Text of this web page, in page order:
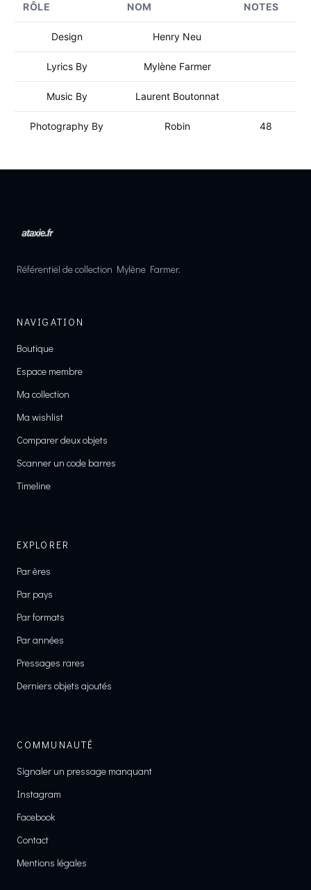
RÔLE NOM NOTES
Design Henry Neu
Lyrics By Mylène Farmer
Music By Laurent Boutonnat
Photography By Robin 48
Référentiel de collection Mylène Farmer.
NAVIGATION
Boutique
Espace membre
Ma collection
Ma wishlist
Comparer deux objets
Scanner un code barres
Timeline
EXPLORER
Par ères
Par pays
Par formats
Par années
Pressages rares
Derniers objets ajoutés
COMMUNAUTÉ
Signaler un pressage manquant
Instagram
Facebook
Contact
Mentions légales